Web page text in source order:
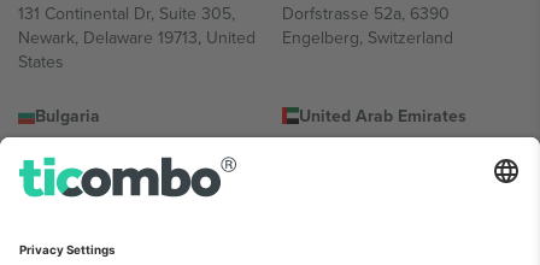
131 Continental Dr, Suite 305,
Newark, Delaware 19713, United
States
Dorfstrasse 52a, 6390
Engelberg, Switzerland
Bulgaria
Totleben 53-55, 1606 Sofia,
Bulgaria
United Arab Emirates
Building A1, Office 302, Dubai,
Mexico